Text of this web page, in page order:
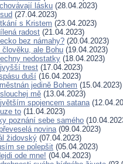
lásku (28.04.2023)
(27.04.2023)
s Kristem (23.04.2023)
radost (21.04.2023)
bez námahy? (20.04.2023)
člověku, ale Bohu (19.04.2023)
nedostatky (18.04.2023)
trest (17.04.2023)
duší (16.04.2023)
jedině Bohem (15.04.2023)
mě (13.04.2023)
spojencem satana
to (11.04.2023)
poznání sebe samého
novina(09.04.2023)
židovský (07.04.2023)
se polepšit (05.04.2023)
ode mne! (04.04.2023)